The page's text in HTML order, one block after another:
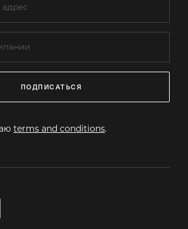
ПОДПИСАТЬСЯ
terms and conditions.